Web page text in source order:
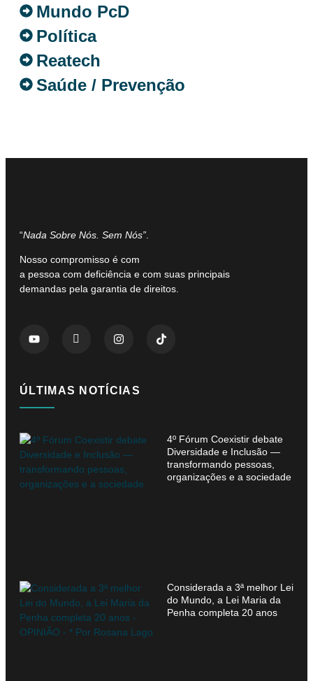
Mundo PcD
Política
Reatech
Saúde / Prevenção
“Nada Sobre Nós. Sem Nós”
Nosso compromisso é com
a pessoa com deficiência e com suas principais
demandas pela garantia de direitos.
ÚLTIMAS NOTÍCIAS
4º Fórum Coexistir debate
Diversidade e Inclusão —
transformando pessoas,
organizações e a sociedade
Considerada a 3ª melhor Lei
do Mundo, a Lei Maria da
Penha completa 20 anos